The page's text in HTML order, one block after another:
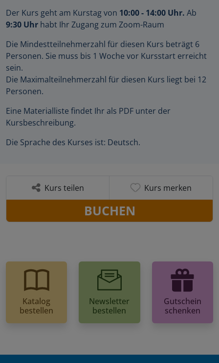
Der Kurs geht am Kurstag von 10:00 - 14:00 Uhr. Ab
9:30 Uhr habt Ihr Zugang zum Zoom-Raum
Die Mindestteilnehmerzahl für diesen Kurs beträgt 6
Personen. Sie muss bis 1 Woche vor Kursstart erreicht
sein.
Die Maximalteilnehmerzahl für diesen Kurs liegt bei 12
Personen.
Eine Materialliste findet Ihr als PDF unter der
Kursbeschreibung.
Die Sprache des Kurses ist: Deutsch.
Kurs teilen Kurs merken
BUCHEN
Katalog
bestellen
Newsletter
bestellen
Gutschein
schenken